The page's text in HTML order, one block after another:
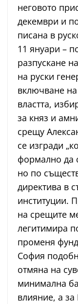
неговото
декември и
писана в
11 януари –
разпускане
на руски
включване
властта,
за княз и
срещу
се изгради
формално да
но по
директива в
институции.
на срещите
легитимира
променя
София
отмяна на
минимална
влияние, а